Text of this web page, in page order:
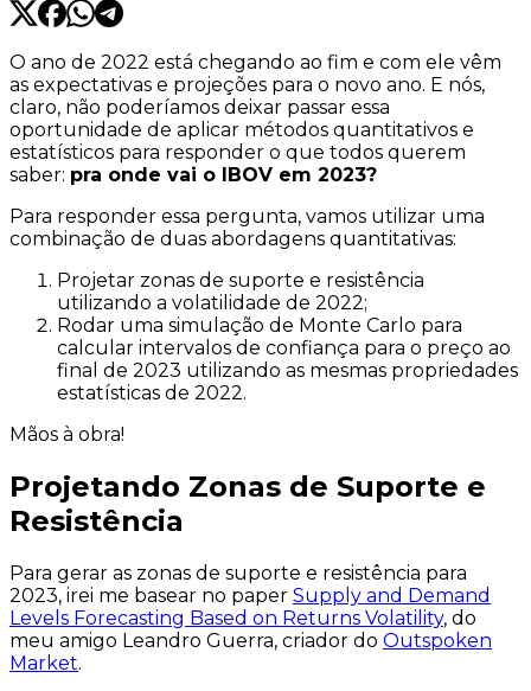
O ano de 2022 está chegando ao fim e com ele vêm
as expectativas e projeções para o novo ano. E nós,
claro, não poderíamos deixar passar essa
oportunidade de aplicar métodos quantitativos e
estatísticos para responder o que todos querem
saber: pra onde vai o IBOV em 2023?
Para responder essa pergunta, vamos utilizar uma
combinação de duas abordagens quantitativas:
Projetar zonas de suporte e resistência
utilizando a volatilidade de 2022;
Rodar uma simulação de Monte Carlo para
calcular intervalos de confiança para o preço ao
final de 2023 utilizando as mesmas propriedades
estatísticas de 2022.
Mãos à obra!
Projetando Zonas de Suporte e
Resistência
Para gerar as zonas de suporte e resistência para
2023, irei me basear no paper Supply and Demand
Levels Forecasting Based on Returns Volatility, do
meu amigo Leandro Guerra, criador do Outspoken
Market.